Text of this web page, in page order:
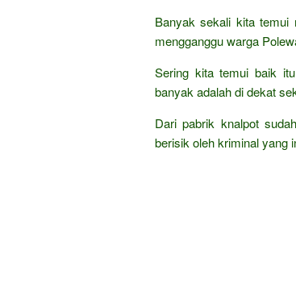
Banyak sekali kita temui
mengganggu warga
Sering kita temui baik
banyak adalah di dekat
Dari pabrik knalpot
berisik oleh kriminal yang